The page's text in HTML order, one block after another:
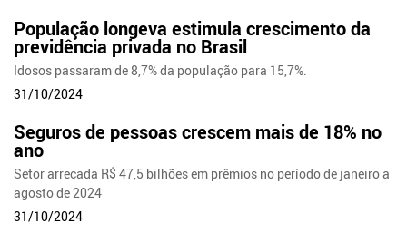
População longeva estimula crescimento da
previdência privada no Brasil
Idosos passaram de 8,7% da população para 15,7%.
31/10/2024
Seguros de pessoas crescem mais de 18% no
ano
Setor arrecada R$ 47,5 bilhões em prêmios no período de janeiro a
agosto de 2024
31/10/2024